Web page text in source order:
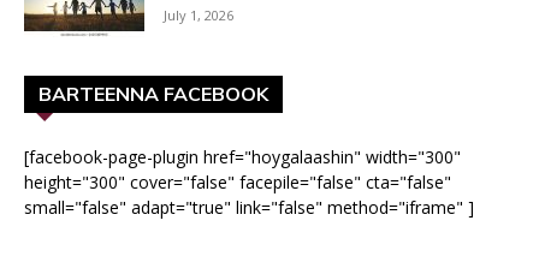
July 1, 2026
BARTEENNA FACEBOOK
[facebook-page-plugin href="hoygalaashin" width="300"
height="300" cover="false" facepile="false" cta="false"
small="false" adapt="true" link="false" method="iframe" ]